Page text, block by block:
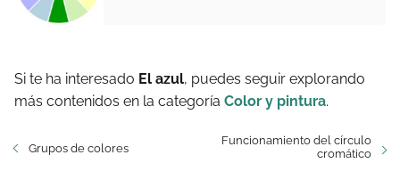
Si te ha interesado El azul, puedes seguir explorando
más contenidos en la categoría Color y pintura.
Grupos de colores
Funcionamiento del círculo
cromático